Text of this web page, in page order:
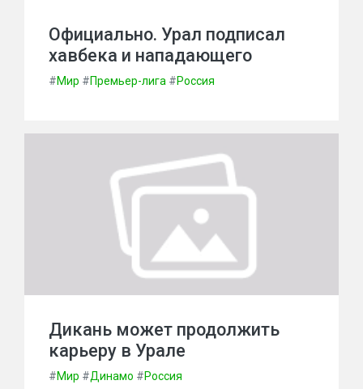
Официально. Урал подписал
хавбека и нападающего
#Мир #Премьер-лига #Россия
Дикань может продолжить
карьеру в Урале
#Мир #Динамо #Россия